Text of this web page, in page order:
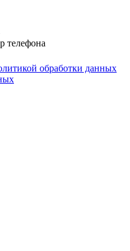
телефона
обработки данных